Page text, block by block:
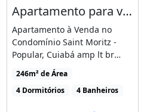
Apartamento para venda, 4 quarto(s), Popular, Cuiabá
Apartamento à Venda no
Condomínio Saint Moritz -
Popular, Cuiabá amp lt br
amp gt Apresentamos um [...]
246m² de Área
4 Dormitórios
4 Banheiros